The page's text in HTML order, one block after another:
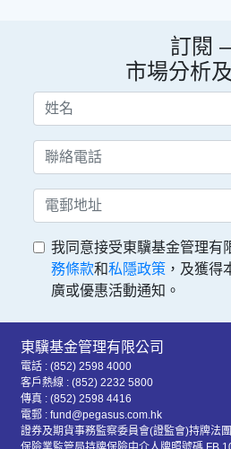
訂閱 –
市場分析
我同意接受東驥基金管理有
務條款和私隱政策 ，及獲得
廣或優惠活動通知。
東驥基金管理有限公司
電話 : (852) 2598 4000
客戶熱線 : (852) 2232 5800
傳真 : (852) 2598 4416
電郵 : fund@pegasus.com.hk
證券及期貨事務監察委員會(證監會)持牌法